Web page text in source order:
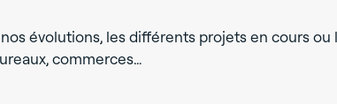
évolutions, les différents projets en cours ou
commerces…